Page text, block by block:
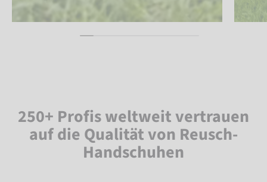
250+ Profis weltweit vertrauen
auf die Qualität von Reusch-
Handschuhen